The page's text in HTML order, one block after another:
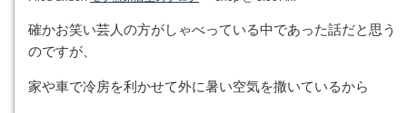
確かお笑い芸人の方がしゃべっている中であった話だと思う
のですが、
家や車で冷房を利かせて外に暑い空気を撒いているから